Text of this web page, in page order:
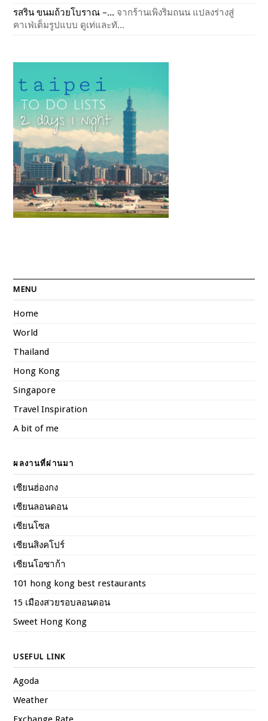
รสริน ขนมถ้วยโบราณ –... จากร้านเพิงริมถนน แปลงร่างสู่
คาเฟ่เต็มรูปแบบ ดูเท่และทั...
MENU
Home
World
Thailand
Hong Kong
Singapore
Travel Inspiration
A bit of me
ผลงานที่ผ่านมา
เซียนฮ่องกง
เซียนลอนดอน
เซียนโซล
เซียนสิงคโปร์
เซียนโอซาก้า
101 hong kong best restaurants
15 เมืองสวยรอบลอนดอน
Sweet Hong Kong
USEFUL LINK
Agoda
Weather